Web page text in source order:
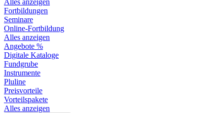
Alles anzeigen
Fortbildungen
Seminare
Online-Fortbildung
Alles anzeigen
Angebote %
Digitale Kataloge
Fundgrube
Instrumente
Pluline
Preisvorteile
Vorteilspakete
Alles anzeigen